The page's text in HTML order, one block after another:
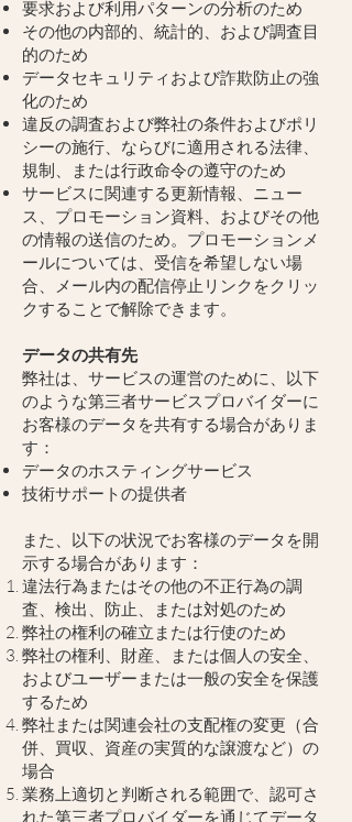
要求および利用パターンの分析のため
その他の内部的、統計的、および調査目
的のため
データセキュリティおよび詐欺防止の強
化のため
違反の調査および弊社の条件およびポリ
シーの施行、ならびに適用される法律、
規制、または行政命令の遵守のため
サービスに関連する更新情報、ニュー
ス、プロモーション資料、およびその他
の情報の送信のため。プロモーションメ
ールについては、受信を希望しない場
合、メール内の配信停止リンクをクリッ
クすることで解除できます。
データの共有先
弊社は、サービスの運営のために、以下
のような第三者サービスプロバイダーに
お客様のデータを共有する場合がありま
す：
データのホスティングサービス
技術サポートの提供者
また、以下の状況でお客様のデータを開
示する場合があります：
違法行為またはその他の不正行為の調
査、検出、防止、または対処のため
弊社の権利の確立または行使のため
弊社の権利、財産、または個人の安全、
およびユーザーまたは一般の安全を保護
するため
弊社または関連会社の支配権の変更（合
併、買収、資産の実質的な譲渡など）の
場合
業務上適切と判断される範囲で、認可さ
れた第三者プロバイダーを通じてデータ